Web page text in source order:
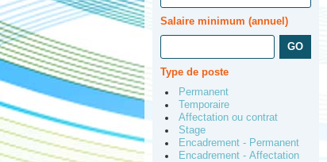
Salaire minimum (annuel)
Type de poste
Permanent
Temporaire
Affectation ou contrat
Stage
Encadrement - Permanent
Encadrement - Affectation